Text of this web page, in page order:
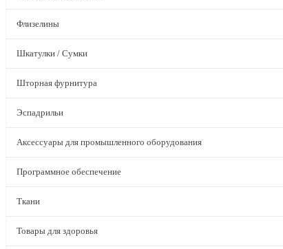
Флизелины
Шкатулки / Сумки
Шторная фурнитура
Эспадрильи
Аксессуары для промышленного оборудования
Программное обеспечение
Ткани
Товары для здоровья